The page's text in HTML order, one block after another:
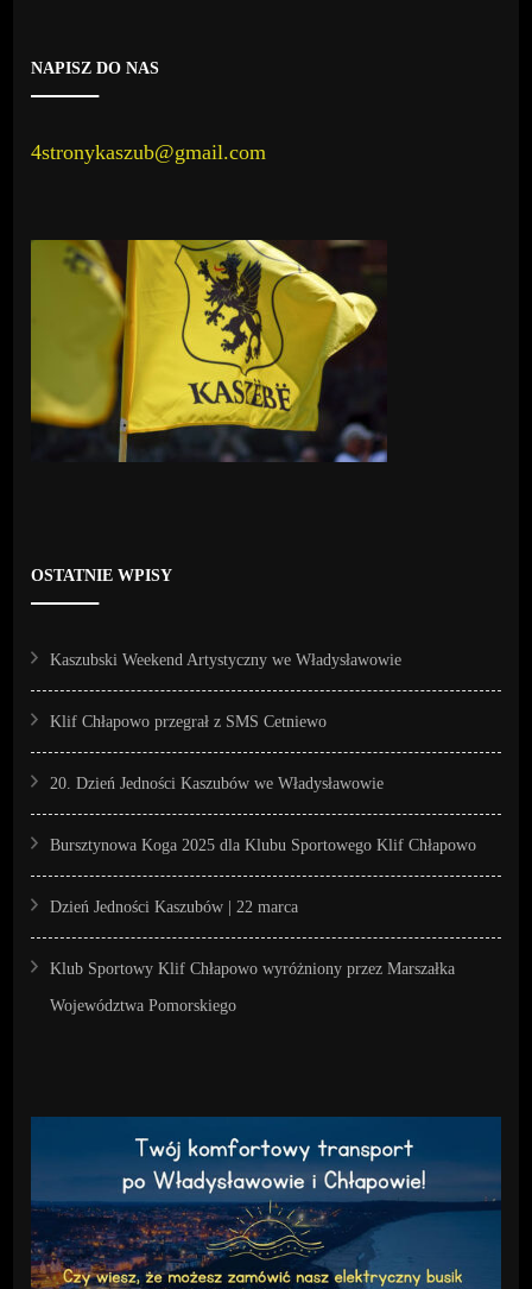
NAPISZ DO NAS
4stronykaszub@gmail.com
OSTATNIE WPISY
Kaszubski Weekend Artystyczny we Władysławowie
Klif Chłapowo przegrał z SMS Cetniewo
20. Dzień Jedności Kaszubów we Władysławowie
Bursztynowa Koga 2025 dla Klubu Sportowego Klif Chłapowo
Dzień Jedności Kaszubów | 22 marca
Klub Sportowy Klif Chłapowo wyróżniony przez Marszałka
Województwa Pomorskiego